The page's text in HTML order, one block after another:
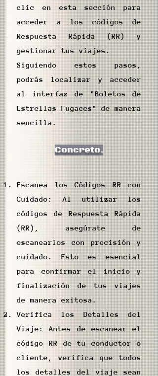
clic en esta sección para
acceder a los códigos de
Respuesta Rápida (RR) y
gestionar tus viajes.
Siguiendo estos pasos,
podrás localizar y acceder
al interfaz de "Boletos de
Estrellas Fugaces" de manera
sencilla.
Concreto.
Escanea los Códigos RR con
Cuidado: Al utilizar los
códigos de Respuesta Rápida
(RR), asegúrate de
escanearlos con precisión y
cuidado. Esto es esencial
para confirmar el inicio y
finalización de tus viajes
de manera exitosa.
Verifica los Detalles del
Viaje: Antes de escanear el
código RR de tu conductor o
cliente, verifica que todos
los detalles del viaje sean